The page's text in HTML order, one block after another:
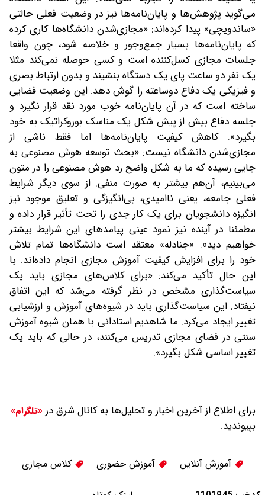
می‌گوید پژوهش‌ها و پایان‌نامه‌ها نیز در وضعیت فعلی حالتی
«ساندویچی» پیدا کرده‌اند: «مجازی‌شدن دانشگاه‌ها کاری کرده
که پایان‌نامه‌ها بسیار جمع‌و‌جور و خلاصه شود، چون واقعا
جلسات مجازی کسل‌کننده است و کسی حوصله نمی‌کند مثلا
یک نفر دو ساعت پای یک دستگاه بنشیند و بدون ارتباط بصری
و فیزیکی یک دفاع دوساعته را گوش دهد. این وضعیت فضایی
ساخته است که در آن پایان‌نامه خوب مورد نقد قرار نگیرد و
جلسه دفاع بیش از پیش شکل یک مناسک بوروکراتیک به خود
بگیرد». کاهش کیفیت پایان‌نامه‌ها اما فقط ناشی از
مجازی‌شدن دانشگاه نیست: «بحث توسعه هوش مصنوعی به
جایی رسیده که ما به ‌شکل واضح رد هوش مصنوعی را در متون
می‌بینیم، آن‌هم بیشتر به صورت منفی. از سوی دیگر شرایط
فعلی جامعه، یعنی ناامیدی، بی‌انگیزگی و تعلیق موجود نیز
انگیزه دانشجویان برای یک کار جدی را تحت تأثیر قرار داده و
مطمئنا در آینده نیز نمود عینی پیامدهای این شرایط بیشتر
خواهیم دید». «جنادله» معتقد است دانشگاه‌ها تمام تلاش
خود را برای افزایش کیفیت آموزش مجازی انجام داده‌اند. با
این حال تأکید می‌کند: «برای کلاس‌های مجازی باید یک
سیاست‌گذاری مشخص در نظر گرفته می‌شد که این اتفاق
نیفتاد. این سیاست‌گذاری باید در شیوه‌های آموزش و ارزشیابی
تغییر ایجاد می‌کرد. ما شاهدیم استادانی با همان شیوه آموزش
سنتی در فضای مجازی تدریس می‌کنند، در حالی که باید یک
تغییر اساسی شکل بگیرد».
برای اطلاع از آخرین اخبار و تحلیل‌ها به کانال شرق در «تلگرام»
بپیوندید.
آموزش آنلاین آموزش حضوری کلاس مجازی